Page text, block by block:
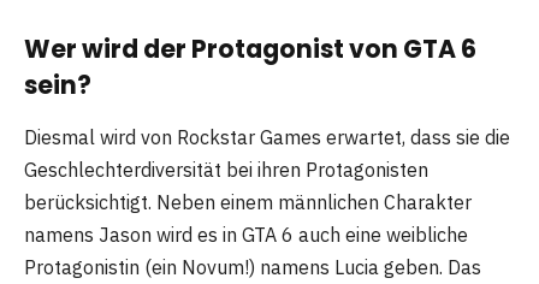
Wer wird der Protagonist von GTA 6
sein?
Diesmal wird von Rockstar Games erwartet, dass sie die
Geschlechterdiversität bei ihren Protagonisten
berücksichtigt. Neben einem männlichen Charakter
namens Jason wird es in GTA 6 auch eine weibliche
Protagonistin (ein Novum!) namens Lucia geben. Das